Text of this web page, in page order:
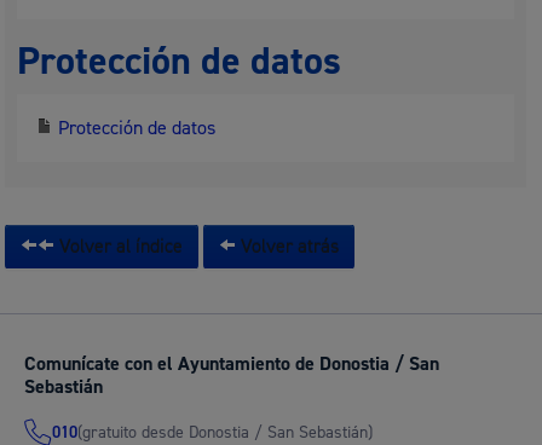
Protección de datos
Protección de datos
Volver al índice Volver atrás
Comunícate con el Ayuntamiento de Donostia / San
Sebastián
010(gratuito desde Donostia / San Sebastián)